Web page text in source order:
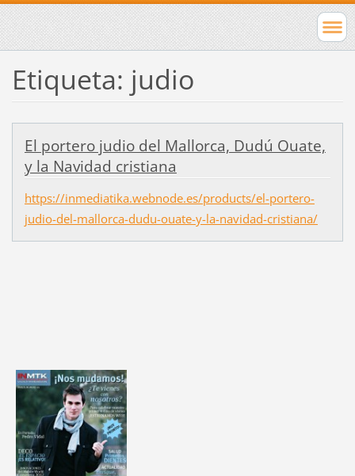
Etiqueta: judio
El portero judio del Mallorca, Dudú Ouate,
y la Navidad cristiana
https://inmediatika.webnode.es/products/el-portero-
judio-del-mallorca-dudu-ouate-y-la-navidad-cristiana/